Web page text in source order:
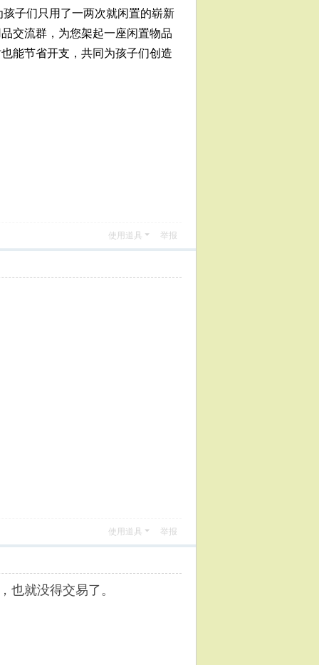
子们只用了一两次就闲置的崭新
交流群，为您架起一座闲置物品
能节省开支，共同为孩子们创造
使用道具 举报
使用道具 举报
也就没得交易了。